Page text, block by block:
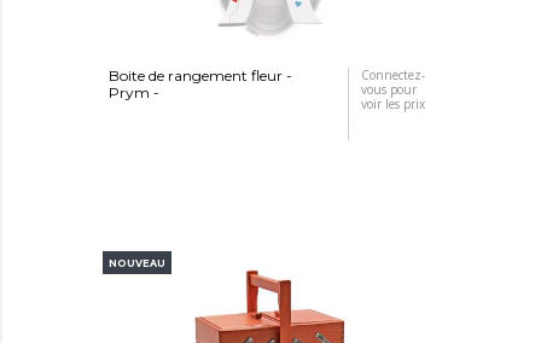
Boite de rangement fleur -
Prym -
Connectez-
vous pour
voir les prix
NOUVEAU